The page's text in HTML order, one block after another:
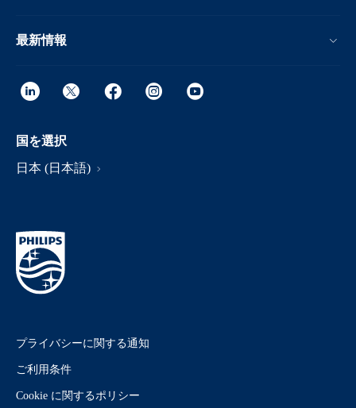
最新情報
国を選択
日本 (日本語)
プライバシーに関する通知
ご利用条件
Cookie に関するポリシー